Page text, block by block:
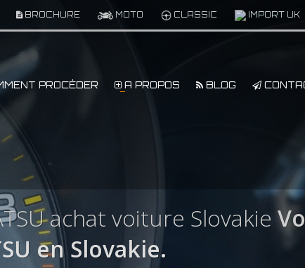
BROCHURE MOTO CLASSIC IMPORT UK
PROCÉDER A PROPOS BLOG
achat voiture Slovakie
en Slovakie.